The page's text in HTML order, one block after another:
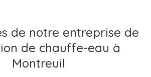
de notre entreprise de
de chauffe-eau à
Montreuil